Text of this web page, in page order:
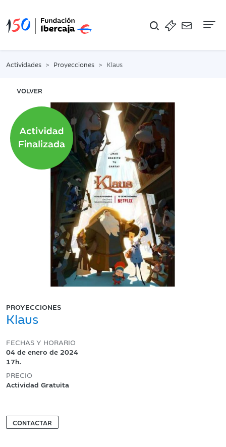
Actividades Proyecciones Klaus
VOLVER
PROYECCIONES
Klaus
FECHAS Y HORARIO
04 de enero de 2024
17h.
PRECIO
Actividad Gratuita
CONTACTAR